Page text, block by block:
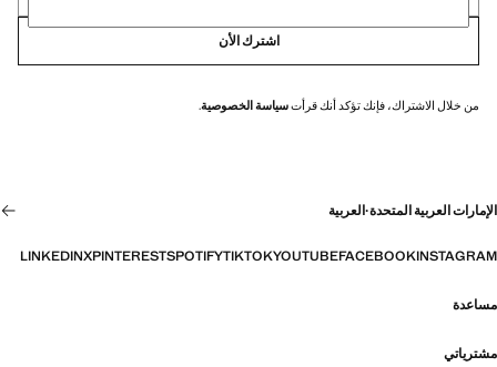
اشترك الأن
من خلال الاشتراك، فإنك تؤكد أنك قرأتسياسة الخصوصية.
الإمارات العربية المتحدة·العربية
INSTAGRAM
FACEBOOK
YOUTUBE
TIKTOK
SPOTIFY
PINTEREST
X
LINKEDIN
مساعدة
مشترياتي